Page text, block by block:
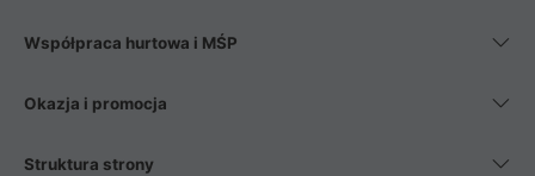
Współpraca hurtowa i MŚP
Okazja i promocja
Struktura strony